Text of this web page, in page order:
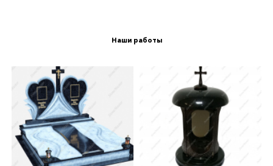
0 РУБ.
О КОМПАНИИ
ГРАВИРОВКА
ФОТО
ПОКУПАТЕЛЯМ
Наши работы